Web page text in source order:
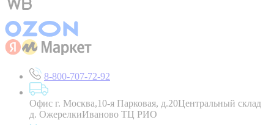
8-800-707-72-92
Офис г. Москва,10-я Парковая, д.20Центральный склад
д. ОжерелкиИваново ТЦ РИО